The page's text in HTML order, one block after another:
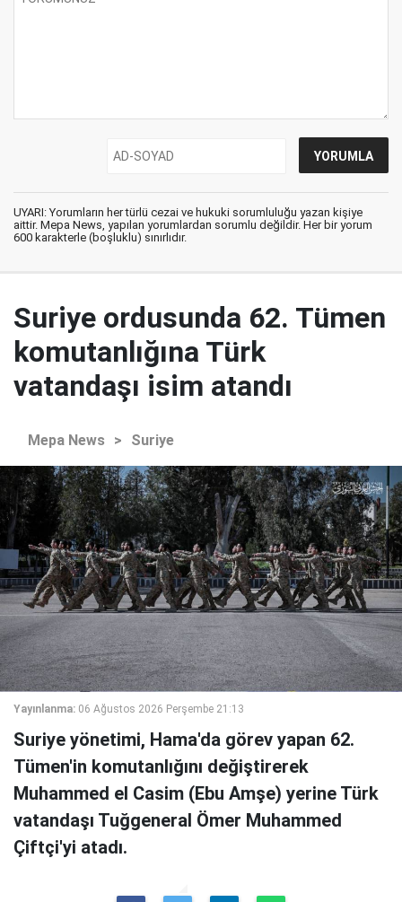
UYARI: Yorumların her türlü cezai ve hukuki sorumluluğu yazan kişiye
aittir. Mepa News, yapılan yorumlardan sorumlu değildir. Her bir yorum
600 karakterle (boşluklu) sınırlıdır.
Suriye ordusunda 62. Tümen
komutanlığına Türk
vatandaşı isim atandı
Mepa News > Suriye
Yayınlanma: 06 Ağustos 2026 Perşembe 21:13
Suriye yönetimi, Hama'da görev yapan 62.
Tümen'in komutanlığını değiştirerek
Muhammed el Casim (Ebu Amşe) yerine Türk
vatandaşı Tuğgeneral Ömer Muhammed
Çiftçi'yi atadı.